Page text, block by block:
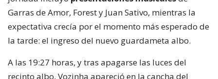
Garras de Amor, Forest y Juan Sativo, mientras la
expectativa crecía por el momento más esperado de
la tarde: el ingreso del nuevo guardameta albo.
A las 19:27 horas, y tras apagarse las luces del
recinto albo, Vozinha apareció en la cancha del